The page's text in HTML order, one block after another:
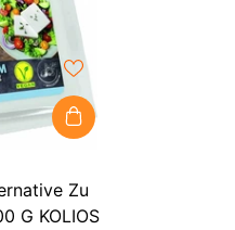
Zu
G KOLIOS